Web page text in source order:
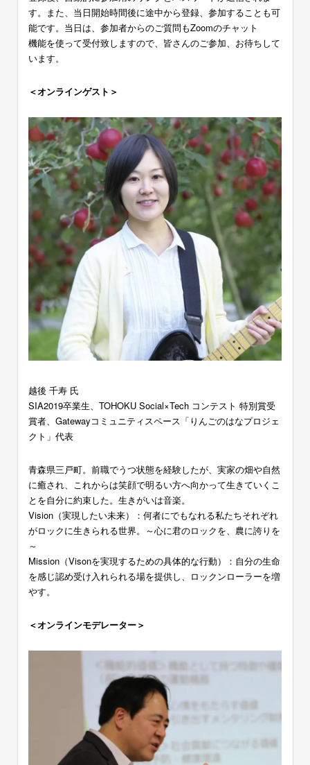
す。また、当日開始時間後に途中から登録、参加することも可
能です。当日は、参加者からのご質問もZoomのチャット
機能を使って受付致しますので、皆さんのご参加、お待ちして
います。
＜オンラインゲスト＞
越後 千寿 氏
SIA2019卒業生、TOHOKU Social×Tech コンテスト 特別賞受
賞者、Gatewayコミュニティスペース「りんごのはなプロジェ
クト」代表
青森県三戸町。前職でうつ状態を経験したが、実家の畑や自然
に癒され、これからは笑顔で明るい方へ向かって生きていくこ
とを自分に約束した。生きがいは音楽。
Vision（実現したい未来）：何者にでもなれる私たちそれぞれ
がロックに生きられる世界。～心に君のロックを、農に誇りを
～
Mission（Visonを実現するための具体的な行動）：自分の生命
を感じ認め受け入れられる場を提供し、ロックンローラーを増
やす。
＜オンラインモデレーター＞